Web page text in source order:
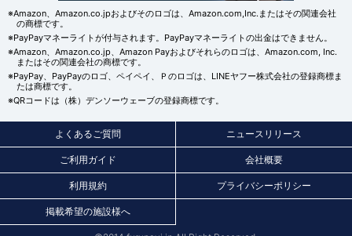
※Amazon、Amazon.co.jpおよびそのロゴは、Amazon.com,Inc.またはその関連会社
の商標です。
※PayPayマネーライトが付与されます。PayPayマネーライトの出金はできません。
※Amazon、Amazon.co.jp、Amazon Payおよびそれらのロゴは、Amazon.com, Inc.
またはその関連会社の商標です。
※PayPay、PayPayのロゴ、ペイペイ、Ｐのロゴは、LINEヤフー株式会社の登録商標ま
たは商標です。
※QRコードは（株）デンソーウェーブの登録商標です。
よくあるご質問 ニュースリリース
ご利用ガイド 会社概要
利用規約 プライバシーポリシー
掲載希望の施設様へ